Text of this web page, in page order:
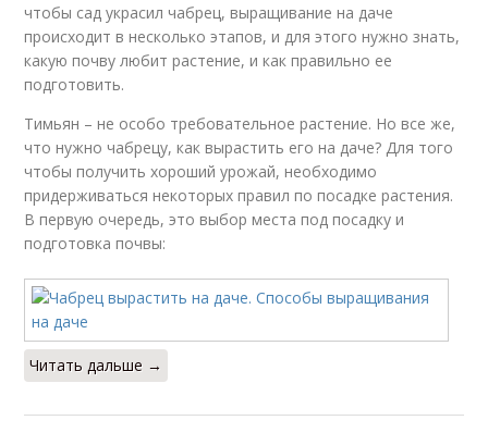
чтобы сад украсил чабрец, выращивание на даче
происходит в несколько этапов, и для этого нужно знать,
какую почву любит растение, и как правильно ее
подготовить.
Тимьян – не особо требовательное растение. Но все же,
что нужно чабрецу, как вырастить его на даче? Для того
чтобы получить хороший урожай, необходимо
придерживаться некоторых правил по посадке растения.
В первую очередь, это выбор места под посадку и
подготовка почвы:
Читать дальше →